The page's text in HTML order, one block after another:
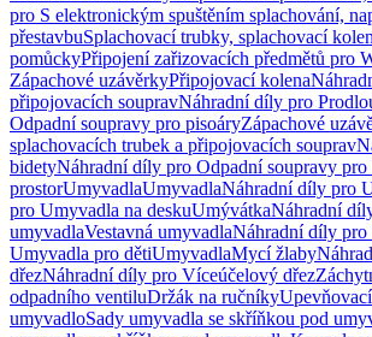
pro S elektronickým spuštěním splachování,
přestavbuSplachovací trubky, splachovací
pomůckyPřipojení zařizovacích předmětů pro
Zápachové uzávěrkyPřipojovací kolena
připojovacích soupravNáhradní díly pro
Odpadní soupravy pro pisoáryZápachové
splachovacích trubek a připojovacích souprav
bidetyNáhradní díly pro Odpadní soupravy pro
prostorUmyvadlaUmyvadlaNáhradní díly pro
pro Umyvadla na deskuUmývátkaNáhradní
umyvadlaVestavná umyvadlaNáhradní díly pro
Umyvadla pro dětiUmyvadlaMycí žlaby
dřezNáhradní díly pro Víceúčelový dřez
odpadního ventiluDržák na ručníky
umyvadloSady umyvadla se skříňkou pod